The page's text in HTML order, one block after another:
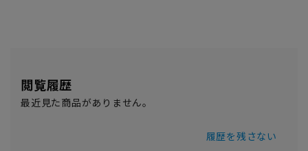
閲覧履歴
最近見た商品がありません。
履歴を残さない